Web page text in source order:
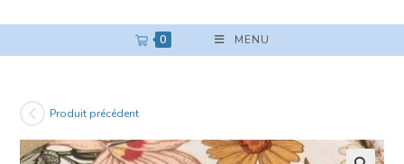
0 MENU
Produit précédent